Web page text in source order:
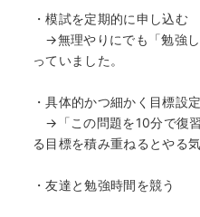
・模試を定期的に申し込む
→無理やりにでも「勉強し
っていました。
・具体的かつ細かく目標設
→「この問題を10分で復
る目標を積み重ねるとやる
・友達と勉強時間を競う